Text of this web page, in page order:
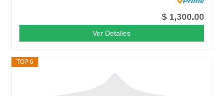
$ 1,300.00
Ver Detalles
TOP 6